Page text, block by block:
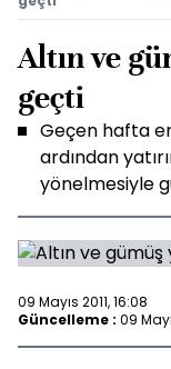
Altın ve
geçti
Geçen hafta
ardından
yönelmesiyle
09 Mayıs 2011, 16:08
Güncelleme : 09